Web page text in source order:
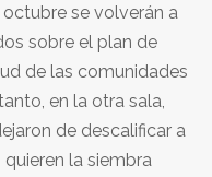
se volverán a
sobre el plan de
de las comunidades
en la otra sala,
de descalificar a
la siembra